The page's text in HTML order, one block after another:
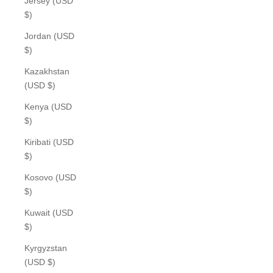
$)
Jordan (USD
$)
Kazakhstan
(USD $)
Kenya (USD
$)
Kiribati (USD
$)
Kosovo (USD
$)
Kuwait (USD
$)
Kyrgyzstan
(USD $)